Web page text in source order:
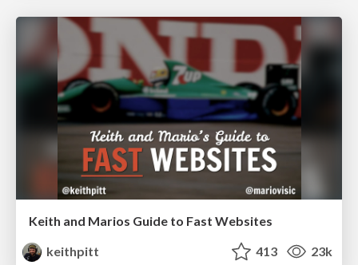
Keith and Marios Guide to Fast Websites
keithpitt
413 23k